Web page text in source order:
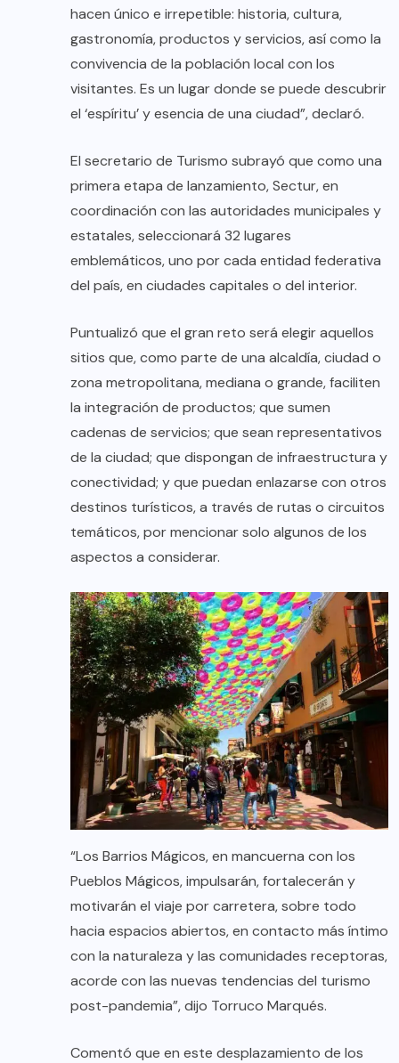
hacen único e irrepetible: historia, cultura,
gastronomía, productos y servicios, así como la
convivencia de la población local con los
visitantes. Es un lugar donde se puede descubrir
el ‘espíritu’ y esencia de una ciudad”, declaró.
El secretario de Turismo subrayó que como una
primera etapa de lanzamiento, Sectur, en
coordinación con las autoridades municipales y
estatales, seleccionará 32 lugares
emblemáticos, uno por cada entidad federativa
del país, en ciudades capitales o del interior.
Puntualizó que el gran reto será elegir aquellos
sitios que, como parte de una alcaldía, ciudad o
zona metropolitana, mediana o grande, faciliten
la integración de productos; que sumen
cadenas de servicios; que sean representativos
de la ciudad; que dispongan de infraestructura y
conectividad; y que puedan enlazarse con otros
destinos turísticos, a través de rutas o circuitos
temáticos, por mencionar solo algunos de los
aspectos a considerar.
“Los Barrios Mágicos, en mancuerna con los
Pueblos Mágicos, impulsarán, fortalecerán y
motivarán el viaje por carretera, sobre todo
hacia espacios abiertos, en contacto más íntimo
con la naturaleza y las comunidades receptoras,
acorde con las nuevas tendencias del turismo
post-pandemia”, dijo Torruco Marqués.
Comentó que en este desplazamiento de los